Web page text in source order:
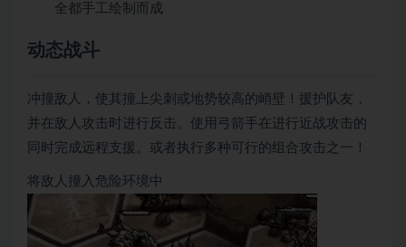
全都手工绘制而成
动态战斗
冲撞敌人，使其撞上尖刺或地势较高的峭壁！援护队友，
并在敌人攻击时进行反击。使用弓箭手在进行近战攻击的
同时完成远程支援。或者执行多种可行的组合攻击之一！
将敌人撞入危险环境中